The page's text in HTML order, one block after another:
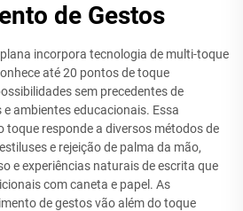
de Gestos
incorpora tecnologia de multi-toque
até 20 pontos de toque
sem precedentes de
ambientes educacionais. Essa
toque responde a diversos métodos de
e rejeição de palma da mão,
e experiências naturais de escrita que
com caneta e papel. As
de gestos vão além do toque